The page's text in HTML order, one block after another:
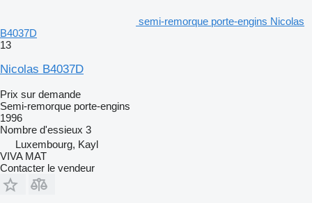
semi-remorque porte-engins Nicolas
B4037D
13
Nicolas B4037D
Prix sur demande
Semi-remorque porte-engins
1996
Nombre d'essieux 3
Luxembourg, Kayl
VIVA MAT
Contacter le vendeur